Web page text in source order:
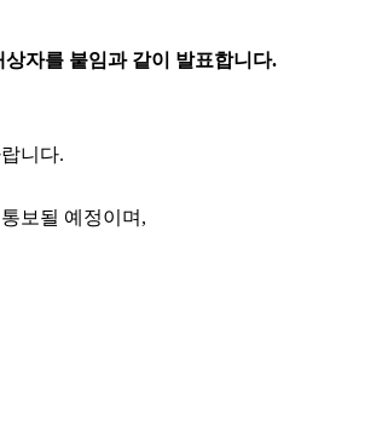
상자를 붙임과 같이 발표합니다.
니다.
보될 예정이며 ,